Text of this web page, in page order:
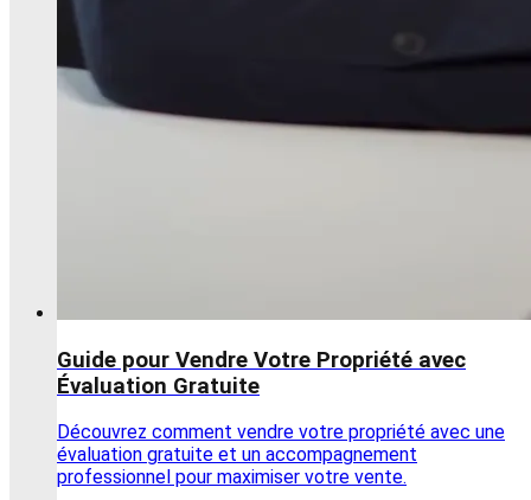
Guide pour Vendre Votre Propriété avec
Évaluation Gratuite
Découvrez comment vendre votre propriété avec une
évaluation gratuite et un accompagnement
professionnel pour maximiser votre vente.